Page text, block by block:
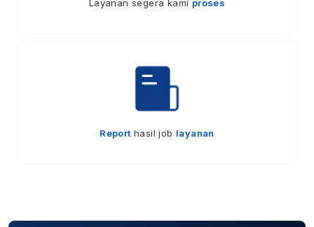
Layanan segera kami proses
Reporthasil job layanan